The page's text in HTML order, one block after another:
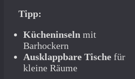
Tipp:
Kücheninseln mit
Barhockern
Ausklappbare Tische für
kleine Räume